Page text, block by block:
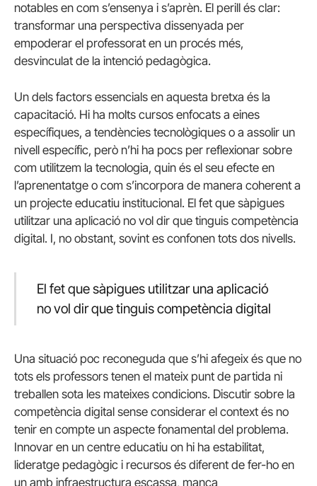
notables en com s’ensenya i s’aprèn. El perill és clar:
transformar una perspectiva dissenyada per
empoderar el professorat en un procés més,
desvinculat de la intenció pedagògica.
Un dels factors essencials en aquesta bretxa és la
capacitació. Hi ha molts cursos enfocats a eines
específiques, a tendències tecnològiques o a assolir un
nivell específic, però n’hi ha pocs per reflexionar sobre
com utilitzem la tecnologia, quin és el seu efecte en
l’aprenentatge o com s’incorpora de manera coherent a
un projecte educatiu institucional. El fet que sàpigues
utilitzar una aplicació no vol dir que tinguis competència
digital. I, no obstant, sovint es confonen tots dos nivells.
El fet que sàpigues utilitzar una aplicació
no vol dir que tinguis competència digital
Una situació poc reconeguda que s’hi afegeix és que no
tots els professors tenen el mateix punt de partida ni
treballen sota les mateixes condicions. Discutir sobre la
competència digital sense considerar el context és no
tenir en compte un aspecte fonamental del problema.
Innovar en un centre educatiu on hi ha estabilitat,
lideratge pedagògic i recursos és diferent de fer-ho en
un amb infraestructura escassa, manca